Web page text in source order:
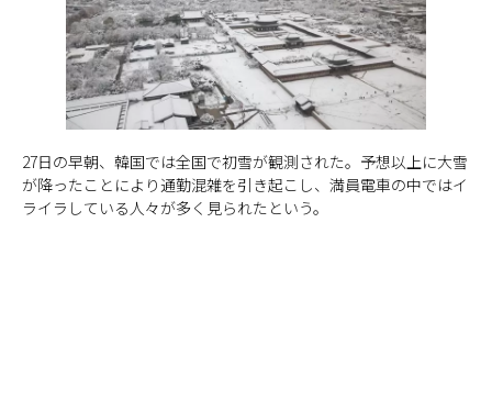
27日の早朝、韓国では全国で初雪が観測された。予想以上に大雪
が降ったことにより通勤混雑を引き起こし、満員電車の中ではイ
ライラしている人々が多く見られたという。